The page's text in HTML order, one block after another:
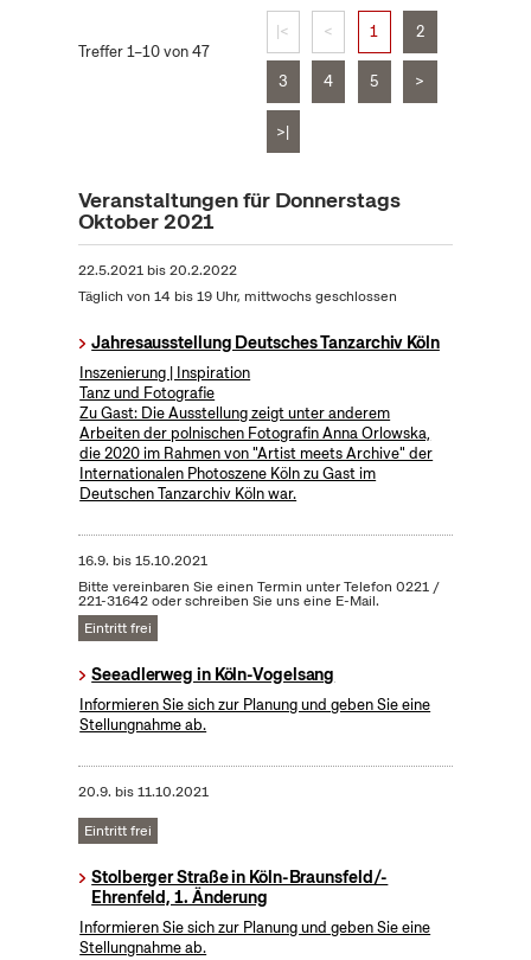
Treffer 1–10 von 47
|< < 1 2
3 4 5 >
>|
Veranstaltungen für Donnerstags
Oktober 2021
22.5.2021bis20.2.2022
Täglich von 14 bis 19 Uhr, mittwochs geschlossen
Jahresausstellung Deutsches Tanzarchiv Köln
Inszenierung | Inspiration
Tanz und Fotografie
Zu Gast: Die Ausstellung zeigt unter anderem
Arbeiten der polnischen Fotografin Anna Orlowska,
die 2020 im Rahmen von "Artist meets Archive" der
Internationalen Photoszene Köln zu Gast im
Deutschen Tanzarchiv Köln war.
16.9. bis15.10.2021
Bitte vereinbaren Sie einen Termin unter Telefon 0221 /
221-31642 oder schreiben Sie uns eine E-Mail.
Eintritt frei
Seeadlerweg in Köln-Vogelsang
Informieren Sie sich zur Planung und geben Sie eine
Stellungnahme ab.
20.9. bis11.10.2021
Eintritt frei
Stolberger Straße in Köln-Braunsfeld/-
Ehrenfeld, 1. Änderung
Informieren Sie sich zur Planung und geben Sie eine
Stellungnahme ab.